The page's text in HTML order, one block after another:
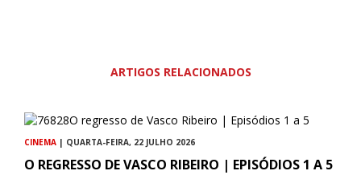
ARTIGOS RELACIONADOS
CINEMA | QUARTA-FEIRA, 22 JULHO 2026
O REGRESSO DE VASCO RIBEIRO | EPISÓDIOS 1 A 5